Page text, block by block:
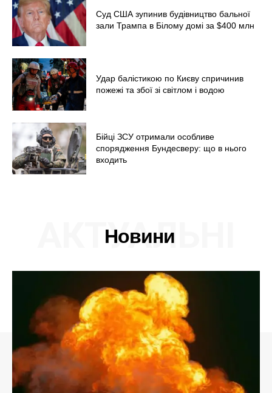
Суд США зупинив будівництво бальної
зали Трампа в Білому домі за $400 млн
Удар балістикою по Києву спричинив
пожежі та збої зі світлом і водою
Бійці ЗСУ отримали особливе
спорядження Бундесверу: що в нього
входить
Новини
АКТУАЛЬНІ